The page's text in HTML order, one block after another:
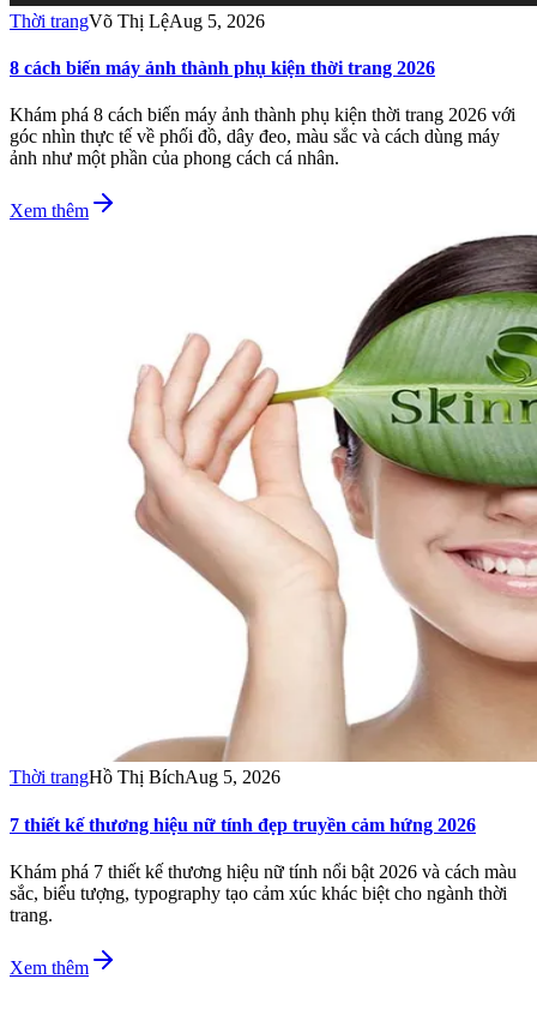
Thời trangVõ Thị LệAug 5, 2026
8 cách biến máy ảnh thành phụ kiện thời trang 2026
Khám phá 8 cách biến máy ảnh thành phụ kiện thời trang 2026 với
góc nhìn thực tế về phối đồ, dây đeo, màu sắc và cách dùng máy
ảnh như một phần của phong cách cá nhân.
Xem thêm
Thời trangHồ Thị BíchAug 5, 2026
7 thiết kế thương hiệu nữ tính đẹp truyền cảm hứng 2026
Khám phá 7 thiết kế thương hiệu nữ tính nổi bật 2026 và cách màu
sắc, biểu tượng, typography tạo cảm xúc khác biệt cho ngành thời
trang.
Xem thêm